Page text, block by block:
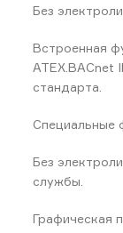
Без
Встроенная
ATEX.BACnet
стандарта.
Специальные
Без
службы.
Графическая